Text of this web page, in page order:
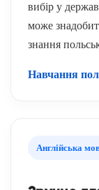
вибір у
може
знання
Навчання
Англійська